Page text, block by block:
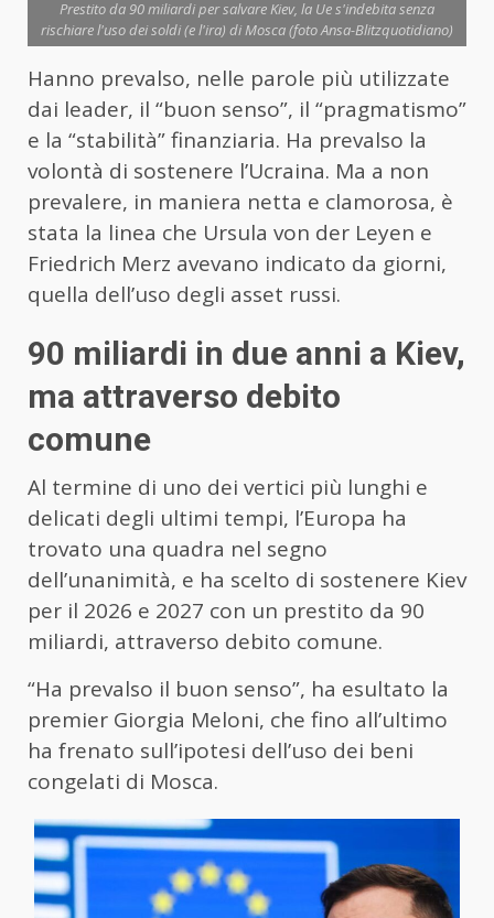
Prestito da 90 miliardi per salvare Kiev, la Ue s'indebita senza
rischiare l'uso dei soldi (e l'ira) di Mosca (foto Ansa-Blitzquotidiano)
Hanno prevalso, nelle parole più utilizzate
dai leader, il “buon senso”, il “pragmatismo”
e la “stabilità” finanziaria. Ha prevalso la
volontà di sostenere l’Ucraina. Ma a non
prevalere, in maniera netta e clamorosa, è
stata la linea che Ursula von der Leyen e
Friedrich Merz avevano indicato da giorni,
quella dell’uso degli asset russi.
90 miliardi in due anni a Kiev,
ma attraverso debito
comune
Al termine di uno dei vertici più lunghi e
delicati degli ultimi tempi, l’Europa ha
trovato una quadra nel segno
dell’unanimità, e ha scelto di sostenere Kiev
per il 2026 e 2027 con un prestito da 90
miliardi, attraverso debito comune.
“Ha prevalso il buon senso”, ha esultato la
premier Giorgia Meloni, che fino all’ultimo
ha frenato sull’ipotesi dell’uso dei beni
congelati di Mosca.